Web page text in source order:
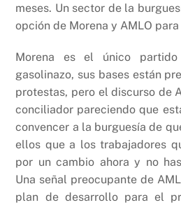
meses. Un sector de la
opción de Morena y AMLO
Morena es el único
gasolinazo, sus bases están
protestas, pero el discurso de
conciliador pareciendo que
convencer a la burguesía de
ellos que a los trabajadores
por un cambio ahora y no
Una señal preocupante de
plan de desarrollo para el